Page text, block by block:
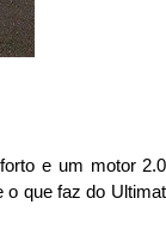
e um motor
que faz do